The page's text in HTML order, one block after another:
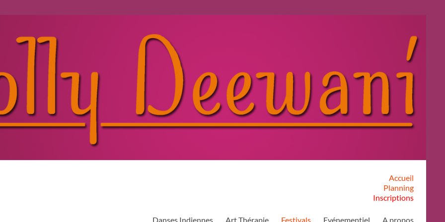
Accueil
Planning
Inscriptions
Danses Indiennes Art Thérapie Festivals Evénementiel A propos